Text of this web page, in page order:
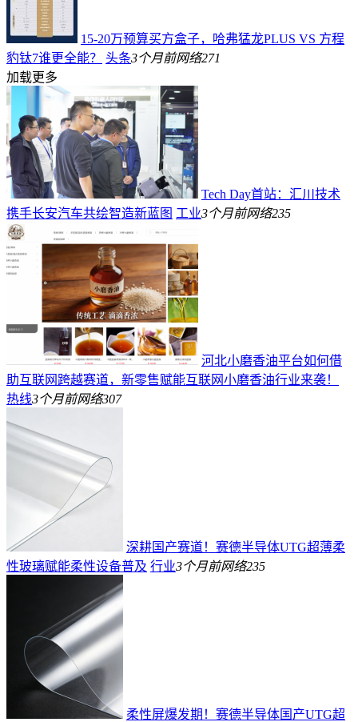
15-20万预算买方盒子，哈弗猛龙PLUS VS 方程
豹钛7谁更全能？
头条3个月前网络271
加载更多
Tech Day首站：汇川技术
携手长安汽车共绘智造新蓝图 工业3个月前网络235
河北小磨香油平台如何借
助互联网跨越赛道，新零售赋能互联网小磨香油行业来袭！
热线3个月前网络307
深耕国产赛道！赛德半导体UTG超薄柔
性玻璃赋能柔性设备普及 行业3个月前网络235
柔性屏爆发期！赛德半导体国产UTG超